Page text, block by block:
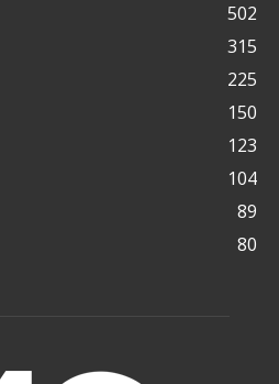
502
315
225
150
123
104
89
80